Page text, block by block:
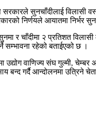
सुनचाँदीलाई विलासी
निर्णयले आयातमा निर्भर
र चाँदीमा २ प्रतिशत
सम्भावना रहेको बताईएको छ ।
उद्योग वाणिज्य संघ गुल्मी,
बन्द गर्दै आन्दोलनमा उत्रिने